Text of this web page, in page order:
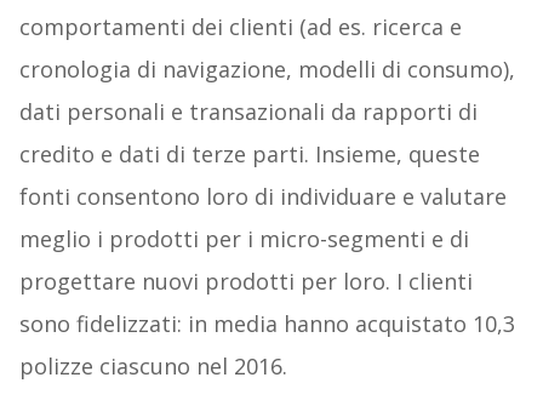
comportamenti dei clienti (ad es. ricerca e
cronologia di navigazione, modelli di consumo),
dati personali e transazionali da rapporti di
credito e dati di terze parti. Insieme, queste
fonti consentono loro di individuare e valutare
meglio i prodotti per i micro-segmenti e di
progettare nuovi prodotti per loro. I clienti
sono fidelizzati: in media hanno acquistato 10,3
polizze ciascuno nel 2016.